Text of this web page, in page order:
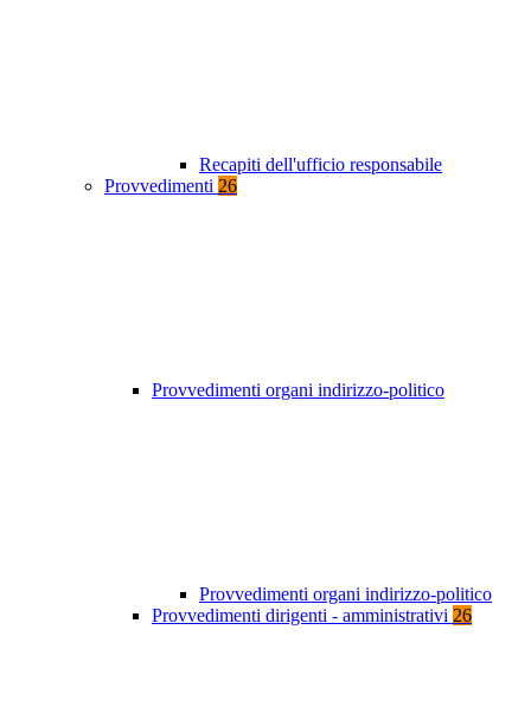
Recapiti dell'ufficio responsabile
Provvedimenti 26
Provvedimenti organi indirizzo-politico
Provvedimenti organi indirizzo-politico
Provvedimenti dirigenti - amministrativi 26